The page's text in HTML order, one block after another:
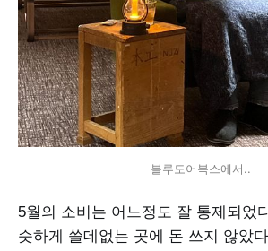
블루도어북스에서..
5월의 소비는 어느정도 잘 통제되었
슷하게 쓸데없는 곳에 돈 쓰지 않았